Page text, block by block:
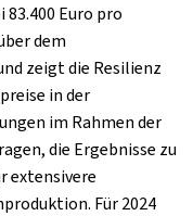
Euro pro
dem
zeigt die Resilienz
in der
im Rahmen der
die Ergebnisse zu
extensivere
Für 2024